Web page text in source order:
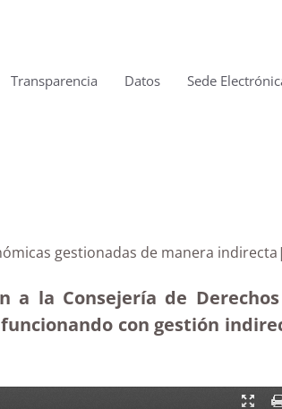
Transparencia Datos Sede
gestionadas de manera
la Consejería de Derechos
con gestión